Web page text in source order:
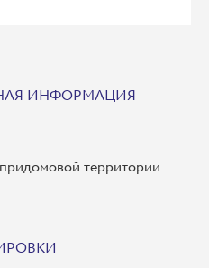
ИНФОРМАЦИЯ
территории